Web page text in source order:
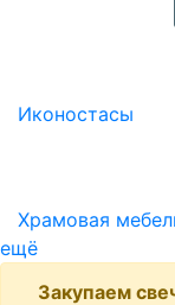
Иконостасы
Храмовая
ещё
Закупаем